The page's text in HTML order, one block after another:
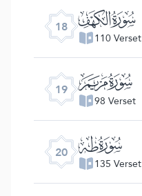
18 ﮞ
110 Verset
19 ﮟ
98 Verset
20 ﮠ
135 Verset